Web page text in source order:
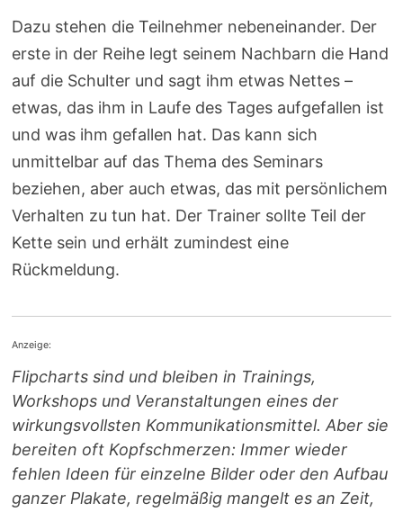
Dazu stehen die Teilnehmer nebeneinander. Der
erste in der Reihe legt seinem Nachbarn die Hand
auf die Schulter und sagt ihm etwas Nettes –
etwas, das ihm in Laufe des Tages aufgefallen ist
und was ihm gefallen hat. Das kann sich
unmittelbar auf das Thema des Seminars
beziehen, aber auch etwas, das mit persönlichem
Verhalten zu tun hat. Der Trainer sollte Teil der
Kette sein und erhält zumindest eine
Rückmeldung.
Anzeige:
Flipcharts sind und bleiben in Trainings,
Workshops und Veranstaltungen eines der
wirkungsvollsten Kommunikations­mittel. Aber sie
bereiten oft Kopfschmerzen: Immer wieder
fehlen Ideen für einzelne Bilder oder den Aufbau
ganzer Plakate, regelmäßig mangelt es an Zeit,